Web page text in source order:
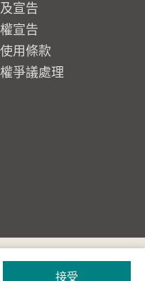
宣告
宣告
用條款
爭議處理
接受